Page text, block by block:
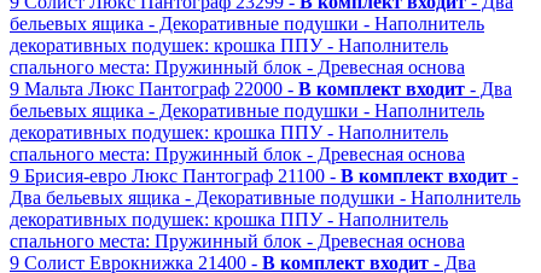
бельевых ящика - Декоративные подушки - Наполнитель
декоративных подушек: крошка ППУ - Наполнитель
спального места: Пружинный блок - Древесная основа
9 Мальта Люкс Пантограф 22000 - В комплект входит - Два
бельевых ящика - Декоративные подушки - Наполнитель
декоративных подушек: крошка ППУ - Наполнитель
спального места: Пружинный блок - Древесная основа
9 Брисия-евро Люкс Пантограф 21100 - В комплект входит -
Два бельевых ящика - Декоративные подушки - Наполнитель
декоративных подушек: крошка ППУ - Наполнитель
спального места: Пружинный блок - Древесная основа
9 Солист Еврокнижка 21400 - В комплект входит - Два